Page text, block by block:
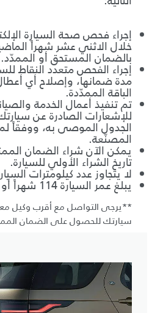
إجراء فحص صحة السيارة
خلال الاثني عشر شهراً
بالضمان المستحق أو الممدّد.
إجراء الفحص متعدد النقاط
مدة ضمانها، وإصلاح أي
الباقة الممدّدة.
تم تنفيذ أعمال الخدمة
للإشعارات الصادرة عن
الجدول الموصى به، ووفقاً
المصنّعة.
تاريخ الشراء الأولي للسيارة.
لا يتجاوز عدد كيلومترات السيارة 262,500
يبلغ عمر السيارة 114 شهراً أو أقل.
**يرجى التواصل مع أقرب وكيل
سيارتك للحصول على الضمان